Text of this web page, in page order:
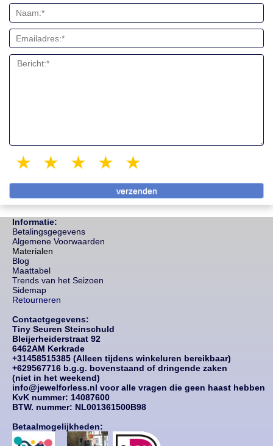
4 stars
3 stars
2 stars
1 star
Informatie:
Betalingsgegevens
Algemene Voorwaarden
Materialen
Blog
Maattabel
Trends van het Seizoen
Sidemap
Retourneren
Contactgegevens:
Tiny Seuren Steinschuld
Bleijerheiderstraat 92
6462AM Kerkrade
+31458515385 (Alleen tijdens winkeluren bereikbaar)
+629567716 b.g.g. bovenstaand of dringende zaken
(niet in het weekend)
info@jewelforless.nl voor alle vragen die geen haast hebben
KvK nummer: 14087600
BTW. nummer: NL001361500B98
Betaalmogelijkheden: